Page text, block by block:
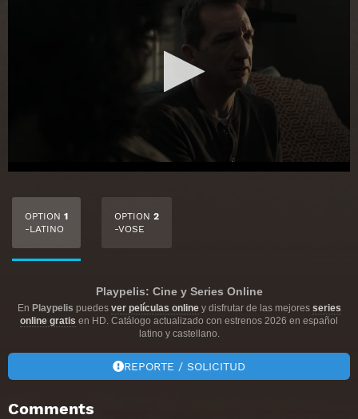
OPTION 1
-LATINO
OPTION 2
-VOSE
Playpelis: Cine y Series Online
En Playpelis puedes ver películas onliney disfrutar de las mejores series
online gratis en HD. Catálogo actualizado con estrenos 2026 en español
latino y castellano.
REPORTE / SOLICITUD
Comments